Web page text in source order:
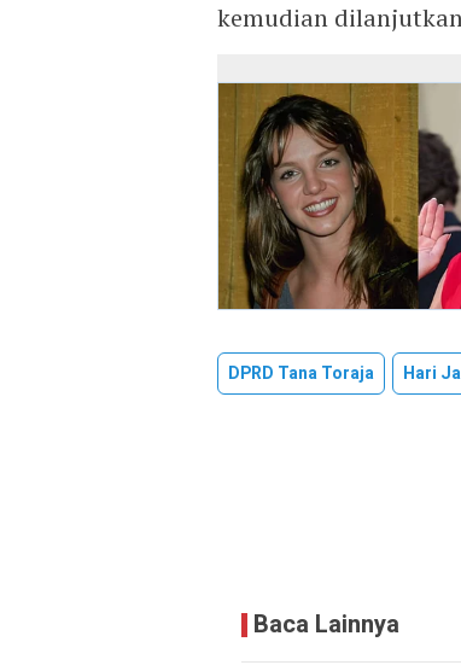
kemudian dilanjutkan
DPRD Tana Toraja Hari
Baca Lainnya